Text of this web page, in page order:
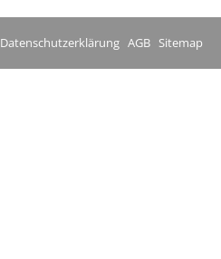
Datenschutzerklärung AGB Sitemap